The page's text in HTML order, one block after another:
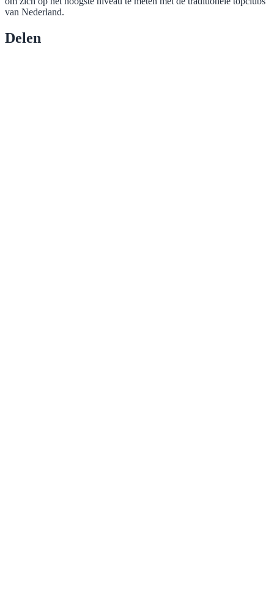
van Nederland.
Delen